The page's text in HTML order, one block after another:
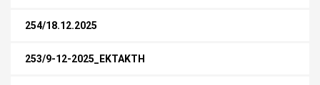
254/18.12.2025
253/9-12-2025_ΕΚΤΑΚΤΗ